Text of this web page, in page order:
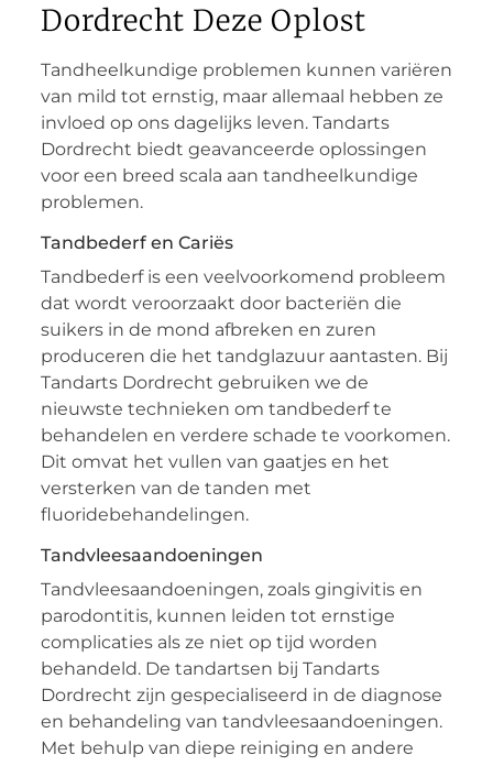
Dordrecht Deze Oplost
Tandheelkundige problemen kunnen variëren
van mild tot ernstig, maar allemaal hebben ze
invloed op ons dagelijks leven. Tandarts
Dordrecht biedt geavanceerde oplossingen
voor een breed scala aan tandheelkundige
problemen.
Tandbederf en Cariës
Tandbederf is een veelvoorkomend probleem
dat wordt veroorzaakt door bacteriën die
suikers in de mond afbreken en zuren
produceren die het tandglazuur aantasten. Bij
Tandarts Dordrecht gebruiken we de
nieuwste technieken om tandbederf te
behandelen en verdere schade te voorkomen.
Dit omvat het vullen van gaatjes en het
versterken van de tanden met
fluoridebehandelingen.
Tandvleesaandoeningen
Tandvleesaandoeningen, zoals gingivitis en
parodontitis, kunnen leiden tot ernstige
complicaties als ze niet op tijd worden
behandeld. De tandartsen bij Tandarts
Dordrecht zijn gespecialiseerd in de diagnose
en behandeling van tandvleesaandoeningen.
Met behulp van diepe reiniging en andere